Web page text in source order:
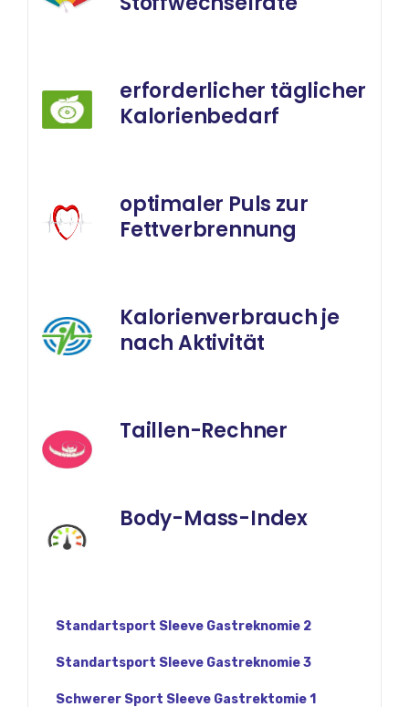
erforderlicher täglicher
Kalorienbedarf
optimaler Puls zur
Fettverbrennung
Kalorienverbrauch je
nach Aktivität
Taillen-Rechner
Body-Mass-Index
Standartsport Sleeve Gastreknomie 2
Standartsport Sleeve Gastreknomie 3
Schwerer Sport Sleeve Gastrektomie 1